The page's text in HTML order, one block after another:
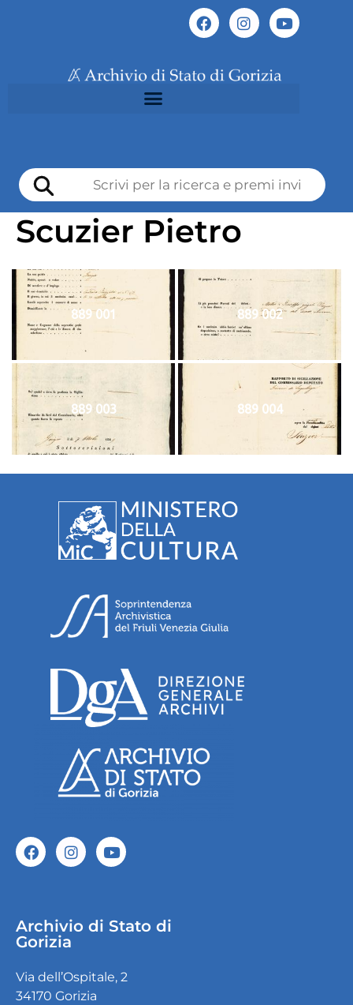
Scuzier Pietro
889 001 889 002
889 003 889 004
Archivio di Stato di
Gorizia
Via dell’Ospitale, 2
34170 Gorizia